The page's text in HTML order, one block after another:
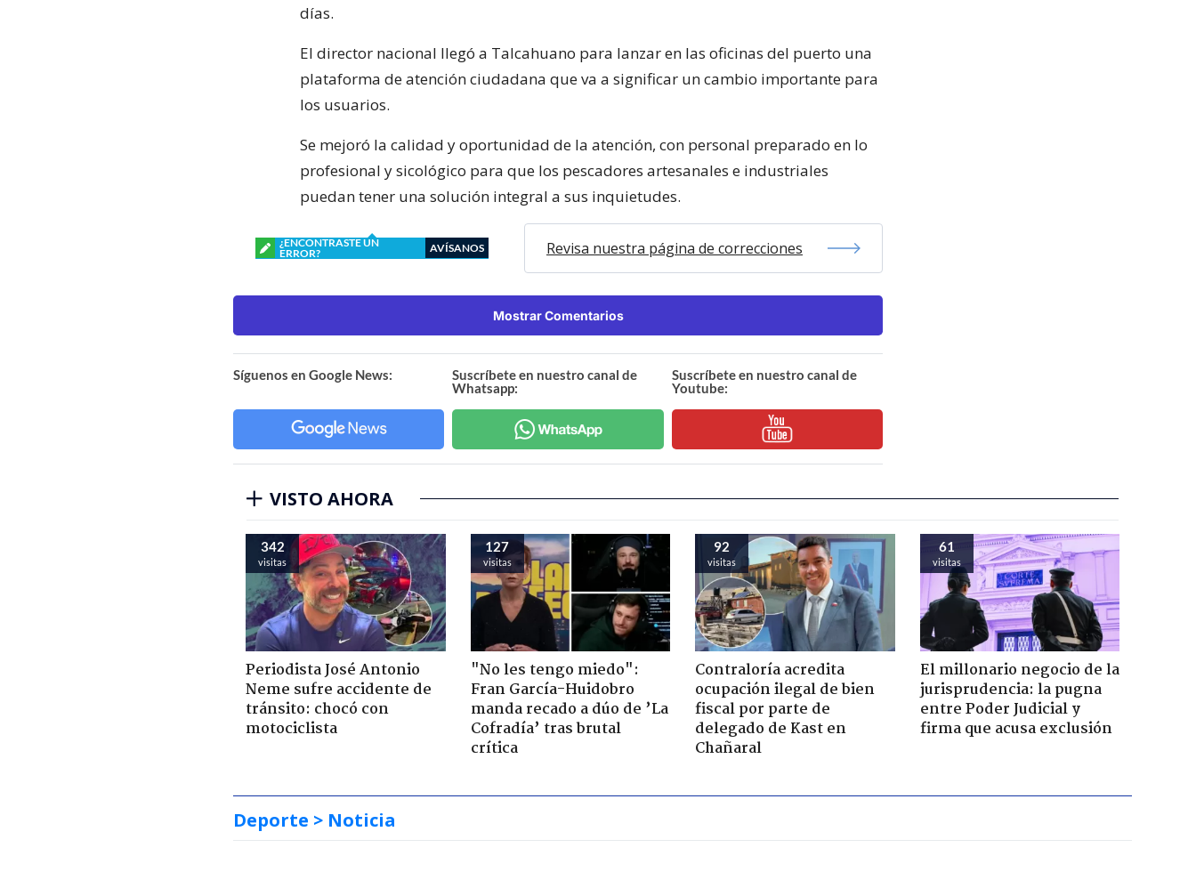
días.
El director nacional llegó a Talcahuano para lanzar en las oficinas del puerto una
plataforma de atención ciudadana que va a significar un cambio importante para
los usuarios.
Se mejoró la calidad y oportunidad de la atención, con personal preparado en lo
profesional y sicológico para que los pescadores artesanales e industriales
puedan tener una solución integral a sus inquietudes.
¿ENCONTRASTE UN
ERROR?
AVÍSANOS Revisa nuestra página de correcciones
Mostrar Comentarios
Síguenos en Google News:
Suscríbete en nuestro canal de
Whatsapp:
Suscríbete en nuestro canal de
Youtube:
VISTO AHORA
342
visitas
Periodista José Antonio
Neme sufre accidente de
tránsito: chocó con
motociclista
127
visitas
"No les tengo miedo":
Fran García-Huidobro
manda recado a dúo de ’La
Cofradía’ tras brutal
crítica
92
visitas
Contraloría acredita
ocupación ilegal de bien
fiscal por parte de
delegado de Kast en
Chañaral
61
visitas
El millonario negocio de la
jurisprudencia: la pugna
entre Poder Judicial y
firma que acusa exclusión
Deporte > Noticia